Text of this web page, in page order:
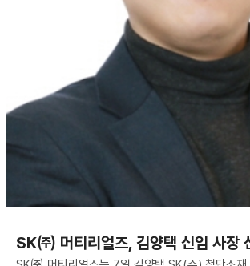
SK㈜ 머티리얼즈, 김양택 신임 사장